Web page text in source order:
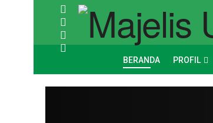
BERANDA PROFIL